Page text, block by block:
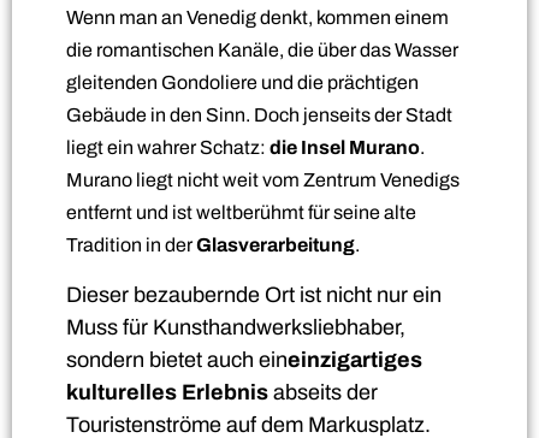
Wenn man an Venedig denkt, kommen einem
die romantischen Kanäle, die über das Wasser
gleitenden Gondoliere und die prächtigen
Gebäude in den Sinn. Doch jenseits der Stadt
liegt ein wahrer Schatz: die Insel Murano.
Murano liegt nicht weit vom Zentrum Venedigs
entfernt und ist weltberühmt für seine alte
Tradition in derGlasverarbeitung.
Dieser bezaubernde Ort ist nicht nur ein
Muss für Kunsthandwerksliebhaber,
sondern bietet auch eineinzigartiges
kulturelles Erlebnis abseits der
Touristenströme auf dem Markusplatz.